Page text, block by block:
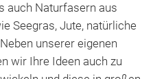
auch Naturfasern aus
Seegras, Jute, natürliche
unserer eigenen
wir Ihre Ideen auch zu